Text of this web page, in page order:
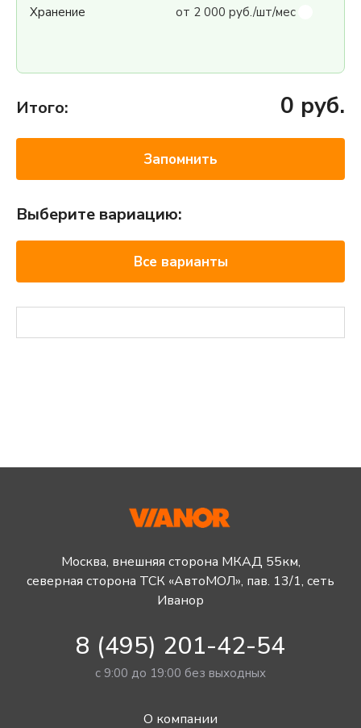
Хранение от 2 000 руб./шт/мес
Итого: 0 руб.
Запомнить
Выберите вариацию:
Все варианты
Москва, внешняя сторона МКАД 55км,
северная сторона ТСК «АвтоМОЛ», пав. 13/1, сеть
Иванор
8 (495) 201-42-54
с 9:00 до 19:00 без выходных
О компании